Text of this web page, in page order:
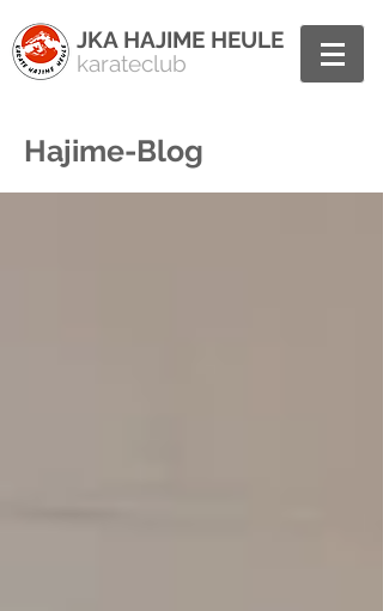
JKA HAJIME HEULE
karateclub
Hajime-Blog